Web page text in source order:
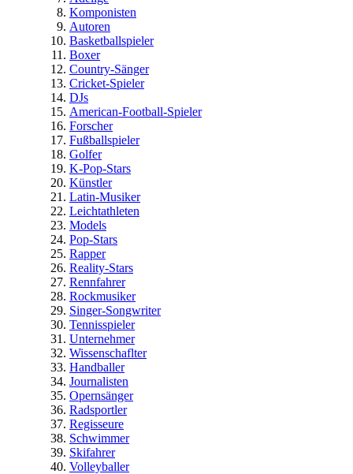
Komponisten
Autoren
Basketballspieler
Boxer
Country-Sänger
Cricket-Spieler
DJs
American-Football-Spieler
Forscher
Fußballspieler
Golfer
K-Pop-Stars
Künstler
Latin-Musiker
Leichtathleten
Models
Pop-Stars
Rapper
Reality-Stars
Rennfahrer
Rockmusiker
Singer-Songwriter
Tennisspieler
Unternehmer
Wissenschaflter
Handballer
Journalisten
Opernsänger
Radsportler
Regisseure
Schwimmer
Skifahrer
Volleyballer